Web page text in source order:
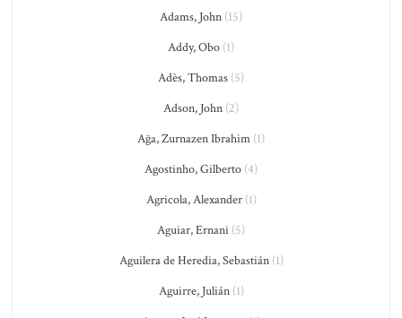
Adams, John (15)
Addy, Obo (1)
Adès, Thomas (5)
Adson, John (2)
Ağa, Zurnazen Ibrahim (1)
Agostinho, Gilberto (4)
Agricola, Alexander(1)
Aguiar, Ernani (5)
Aguilera de Heredia, Sebastián(1)
Aguirre, Julián(1)